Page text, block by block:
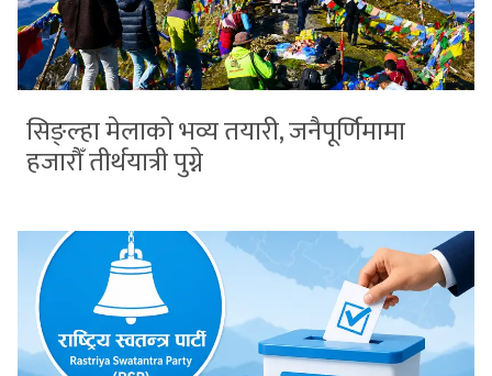
सिङ्ल्हा मेलाको भव्य तयारी, जनैपूर्णिमामा
हजारौँ तीर्थयात्री पुग्ने